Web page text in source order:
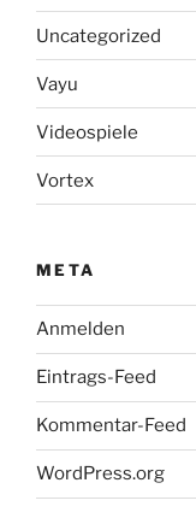
Uncategorized
Vayu
Videospiele
Vortex
META
Anmelden
Eintrags-Feed
Kommentar-Feed
WordPress.org